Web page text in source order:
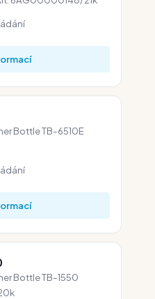
Bottle TB-6510E
Bottle TB-1550